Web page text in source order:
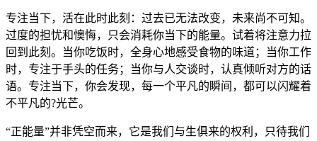
专注当下，活在此时此刻：过去已无法改变，未来尚不可知。
过度的担忧和懊悔，只会消耗你当下的能量。试着将注意力拉
回到此刻。当你吃饭时，全身心地感受食物的味道；当你工作
时，专注于手头的任务；当你与人交谈时，认真倾听对方的话
语。专注当下，你会发现，每一个平凡的瞬间，都可以闪耀着
不平凡的?光芒。
“正能量”并非凭空而来，它是我们与生俱来的权利，只待我们